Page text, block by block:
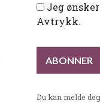
Jeg
Avtrykk.
Du kan melde